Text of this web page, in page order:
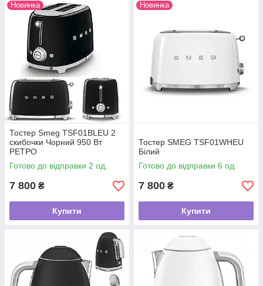
Новинка
Тостер Smeg TSF01BLEU 2
скибочки Чорний 950 Вт
РЕТРО
Готово до відправки 2 од.
7 800 ₴
Купити
Новинка
Тостер SMEG TSF01WHEU
Білий
Готово до відправки 6 од.
7 800 ₴
Купити